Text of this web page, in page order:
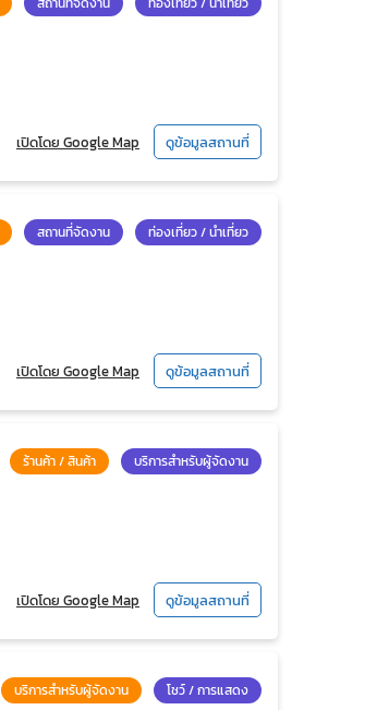
เปิดโดย Google Map ดูข้อมูลสถานที่
สถานที่จัดงาน ท่องเที่ยว / นำเที่ยว
เปิดโดย Google Map ดูข้อมูลสถานที่
ร้านค้า / สินค้า บริการสำหรับผู้จัดงาน
เปิดโดย Google Map ดูข้อมูลสถานที่
บริการสำหรับผู้จัดงาน โชว์ / การแสดง